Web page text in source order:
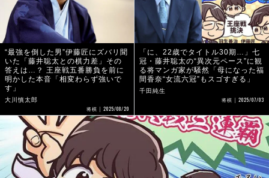
“最強を倒した男”伊藤匠にズバリ聞
いた「藤井聡太との棋力差」その
答えは…？ 王座戦五番勝負を前に
明かした本音「相変わらず強いで
す」
大川慎太郎
将棋 2025/08/20
「に、22歳でタイトル30期…」七
冠・藤井聡太の“異次元ペース”に観
る将マンガ家が騒然「母になった福
間香奈“女流六冠”もスゴすぎる」
千田純生
将棋 2025/07/03